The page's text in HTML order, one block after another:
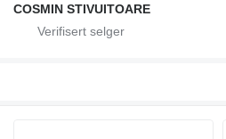
COSMIN STIVUITOARE